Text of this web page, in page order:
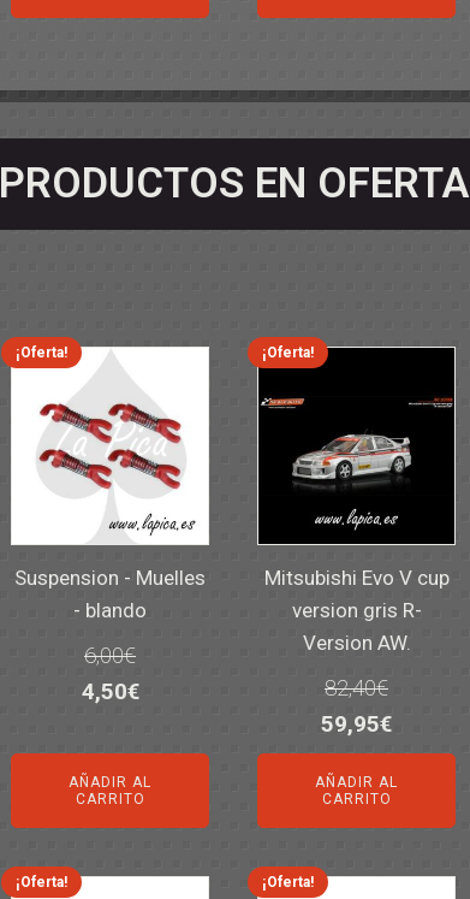
PRODUCTOS EN OFERTA
¡Oferta!
Suspension - Muelles
- blando
6,00€
El
original
era:
6,00€.
4,50€El
actual
es:
4,50€.
AÑADIR AL
CARRITO
¡Oferta!
Mitsubishi Evo V cup
version gris R-
Version AW.
82,40€
El
precio
original
era:
82,40€.
59,95€El
precio
actual
es:
AÑADIR AL
CARRITO
¡Oferta! ¡Oferta!